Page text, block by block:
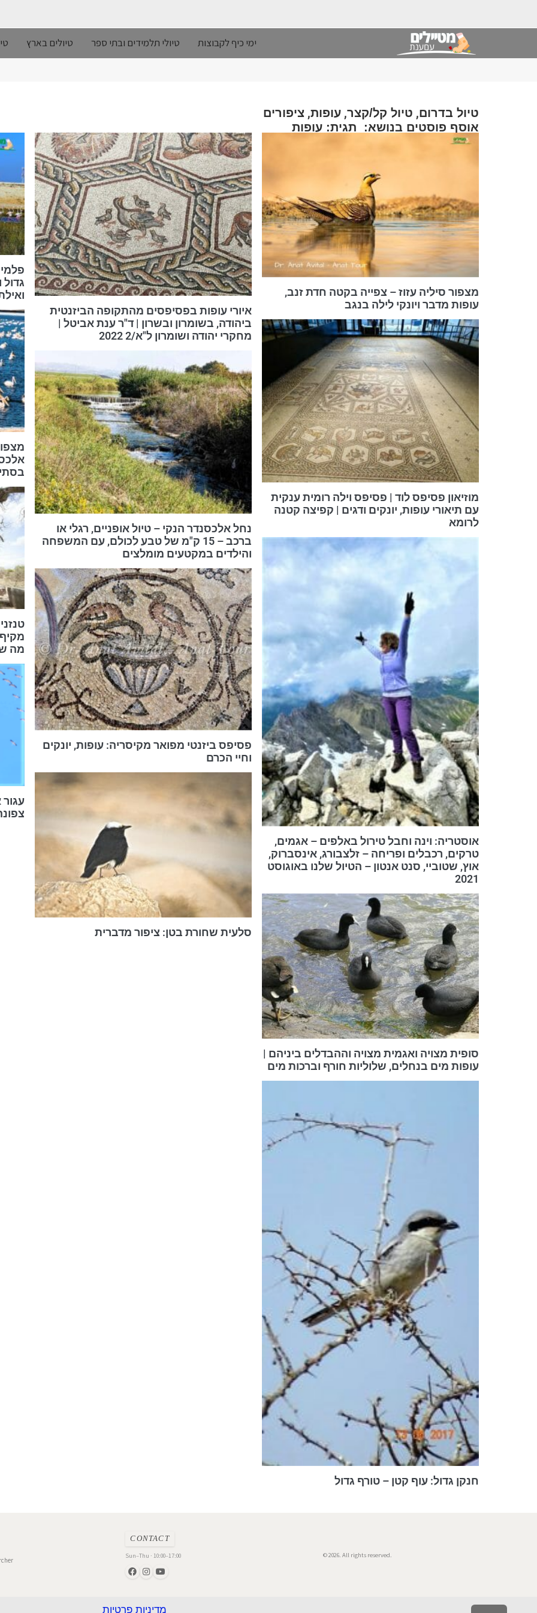
ימי כיף לקבוצות טיולי תלמידים ובתי ספר טיולים בארץ
טיול בדרום, טיול קל/קצר, עופות, ציפורים
אוסף פוסטים בנושא: תגית: עופות
מצפור סיליה עזוז – צפייה בקטה חדת זנב,
עופות מדבר ויונקי לילה בנגב
איורי עופות בפסיפסים מהתקופה הביזנטית
ביהודה, בשומרון ובשרון | ד"ר ענת אביטל |
מחקרי יהודה ושומרון ל"א/2 2022
ואילת
מוזיאון פסיפס לוד | פסיפס וילה רומית ענקית
עם תיאורי עופות, יונקים ודגים | קפיצה קטנה
לרומא
נחל אלכסנדר הנקי – טיול אופניים, רגלי או
ברכב – 15 ק"מ של טבע לכולם, עם המשפחה
והילדים במקטעים מומלצים
אוסטריה: וינה וחבל טירול באלפים – אגמים,
טרקים, רכבלים ופריחה – זלצבורג, אינסברוק,
אוץ, שטוביי, סנט אנטון – הטיול שלנו באוגוסט
2021
פסיפס ביזנטי מפואר מקיסריה: עופות, יונקים
וחיי הכרם
מה
סופית מצויה ואגמית מצויה וההבדלים ביניהם |
עופות מים בנחלים, שלוליות חורף וברכות מים
סלעית שחורת בטן: ציפור מדברית
חנקן גדול: עוף קטן – טורף גדול
© 2026. All rights reserved.
CONTACT
Sun–Thu · 10:00–17:00
מדיניות פרטיות